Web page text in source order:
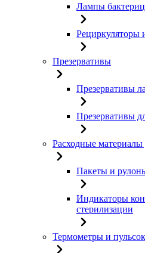
Лампы
Рециркуляторы
Презервативы
Презервативы
Презервативы
Расходные материалы
Пакеты и
Индикаторы
стерилизации
Термометры и